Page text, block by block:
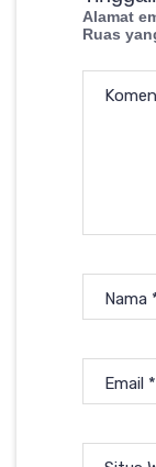
Alamat
Ruas
Nama
Email *